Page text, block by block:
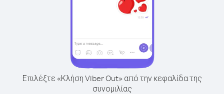
Επιλέξτε «Κλήση Viber Out» από την κεφαλίδα της
συνομιλίας